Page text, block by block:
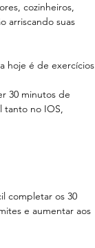
cozinheiros,
arriscando suas
hoje é de exercícios
30 minutos de
tanto no IOS,
completar os 30
e aumentar aos